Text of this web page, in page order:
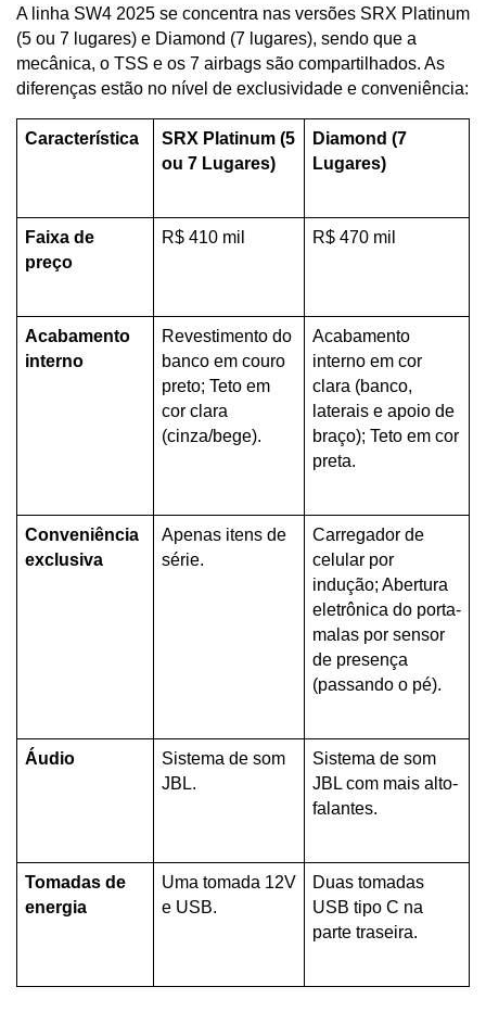
A linha SW4 2025 se concentra nas versões SRX Platinum
(5 ou 7 lugares) e Diamond (7 lugares), sendo que a
mecânica, o TSS e os 7 airbags são compartilhados. As
diferenças estão no nível de exclusividade e conveniência:
Característica
SRX Platinum (5
ou 7 Lugares)
Diamond (7
Lugares)
Faixa de
preço
R$ 410 mil R$ 470 mil
Acabamento
interno
Revestimento do
banco em couro
preto; Teto em
cor clara
(cinza/bege).
Acabamento
interno em cor
clara (banco,
laterais e apoio de
braço); Teto em cor
preta.
Conveniência
exclusiva
Apenas itens de
série.
Carregador de
celular por
indução; Abertura
eletrônica do porta-
malas por sensor
de presença
(passando o pé).
Áudio
Sistema de som
JBL.
Sistema de som
JBL com mais alto-
falantes.
Tomadas de
energia
Uma tomada 12V
e USB.
Duas tomadas
USB tipo C na
parte traseira.